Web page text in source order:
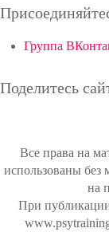
Группа
Поделитесь
Все права на
использованы без
на
При публикации